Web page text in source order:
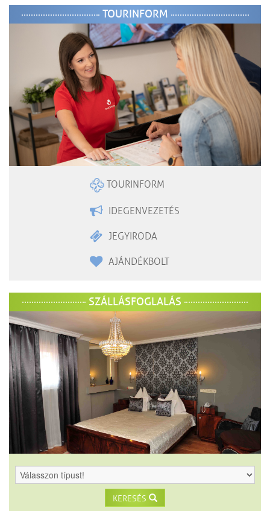
TOURINFORM
TOURINFORM
IDEGENVEZETÉS
JEGYIRODA
AJÁNDÉKBOLT
SZÁLLÁSFOGLALÁS
KERESÉS